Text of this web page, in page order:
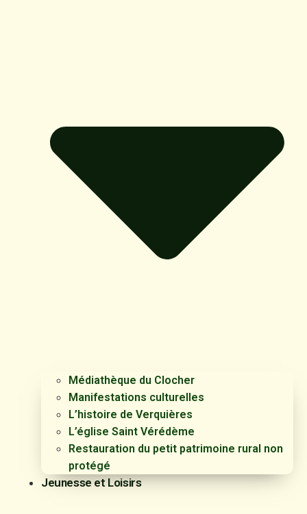
Médiathèque du Clocher
Manifestations culturelles
L’histoire de Verquières
L’église Saint Vérédème
Restauration du petit patrimoine rural non
protégé
Jeunesse et Loisirs